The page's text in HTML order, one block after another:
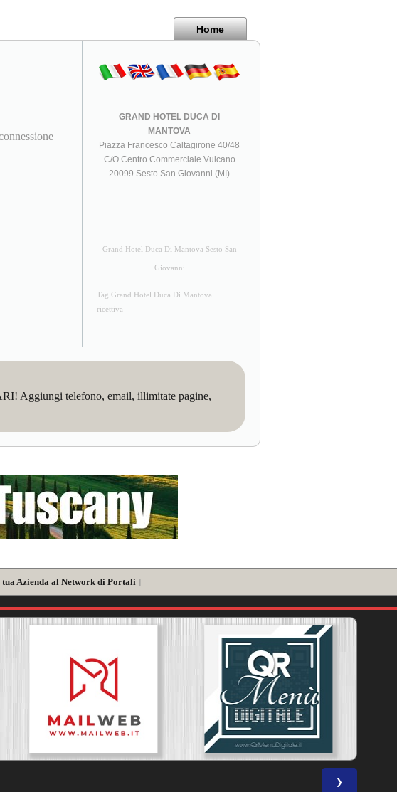
Home
GRAND HOTEL DUCA DI
MANTOVA
Piazza Francesco Caltagirone 40/48
C/O Centro Commerciale Vulcano
20099 Sesto San Giovanni (MI)
Grand Hotel Duca Di Mantova Sesto San
Giovanni
Tag Grand Hotel Duca Di Mantova
ricettiva
Aggiungi telefono, email, illimitate pagine,
Azienda al Network di Portali ]
❯